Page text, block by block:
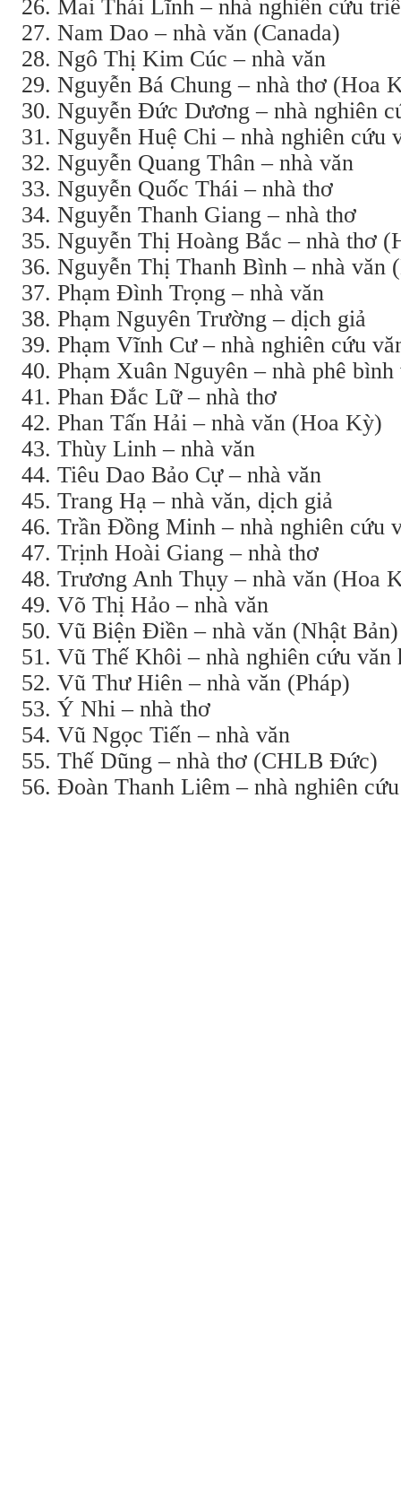
Mai Thái Lĩnh – nhà nghiên cứu
Nam Dao – nhà văn (Canada)
Ngô Thị Kim Cúc – nhà văn
Nguyễn Bá Chung – nhà thơ (Hoa
Nguyễn Đức Dương – nhà nghiên
Nguyễn Huệ Chi – nhà nghiên cứu
Nguyễn Quang Thân – nhà văn
Nguyễn Quốc Thái – nhà thơ
Nguyễn Thanh Giang – nhà thơ
Nguyễn Thị Hoàng Bắc – nhà thơ
Nguyễn Thị Thanh Bình – nhà văn
Phạm Đình Trọng – nhà văn
Phạm Nguyên Trường – dịch giả
Phạm Vĩnh Cư – nhà nghiên cứu
Phạm Xuân Nguyên – nhà phê
Phan Đắc Lữ – nhà thơ
Phan Tấn Hải – nhà văn (Hoa Kỳ)
Thùy Linh – nhà văn
Tiêu Dao Bảo Cự – nhà văn
Trang Hạ – nhà văn, dịch giả
Trần Đồng Minh – nhà nghiên cứu
Trịnh Hoài Giang – nhà thơ
Trương Anh Thụy – nhà văn (Hoa
Võ Thị Hảo – nhà văn
Vũ Biện Điền – nhà văn (Nhật Bản)
Vũ Thế Khôi – nhà nghiên cứu văn
Vũ Thư Hiên – nhà văn (Pháp)
Ý Nhi – nhà thơ
Vũ Ngọc Tiến – nhà văn
Thế Dũng – nhà thơ (CHLB Đức)
Đoàn Thanh Liêm – nhà nghiên